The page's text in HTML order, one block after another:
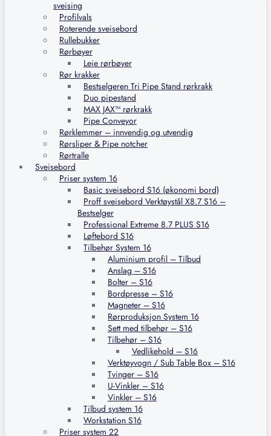
sveising
Profilvals
Roterende sveisebord
Rullebukker
Rørbøyer
Leie rørbøyer
Rør krakker
Bestselgeren Tri Pipe Stand rørkrakk
Duo pipestand
MAX JAX™ rørkrakk
Pipe Conveyor
Rørklemmer – innvendig og utvendig
Rørsliper & Pipe notcher
Rørtralle
Sveisebord
Priser system 16
Basic sveisebord S16 (økonomi bord)
Proff sveisebord Verktøystål X8.7 S16 –
Bestselger
Professional Extreme 8.7 PLUS S16
Løftebord S16
Tilbehør System 16
Aluminium profil – Tilbud
Anslag – S16
Bolter – S16
Bordpresse – S16
Magneter – S16
Rørproduksjon System 16
Sett med tilbehør – S16
Tilbehør – S16
Vedlikehold – S16
Verktøyvogn / Sub Table Box – S16
Tvinger – S16
U-Vinkler – S16
Vinkler – S16
Tilbud system 16
Workstation S16
Priser system 22